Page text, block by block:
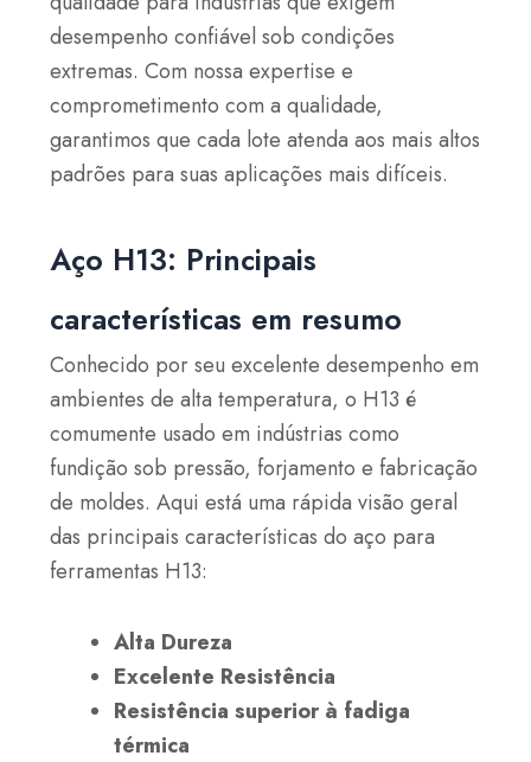
desempenho confiável sob condições
extremas. Com nossa expertise e
comprometimento com a qualidade,
garantimos que cada lote atenda aos mais altos
padrões para suas aplicações mais difíceis.
Aço H13: Principais
características em resumo
Conhecido por seu excelente desempenho em
ambientes de alta temperatura, o H13 é
comumente usado em indústrias como
fundição sob pressão, forjamento e fabricação
de moldes. Aqui está uma rápida visão geral
das principais características do aço para
ferramentas H13:
Alta Dureza
Excelente Resistência
Resistência superior à fadiga
térmica